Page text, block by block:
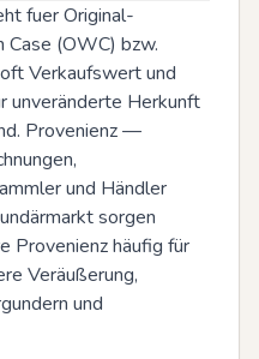
fuer Original-
(OWC) bzw.
Verkaufswert und
unveränderte Herkunft
Provenienz —
und Händler
sorgen
Provenienz häufig für
Veräußerung,
und